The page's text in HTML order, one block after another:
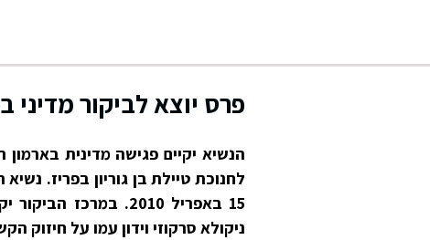
פרס יוצא לביקור מדיני
הנשיא יקיים פגישה מדינית
לחנוכת טיילת בן גוריון בפריז. נשיא
15 באפריל 2010.
ניקולא סרקוזי וידון עמו על חיזוק